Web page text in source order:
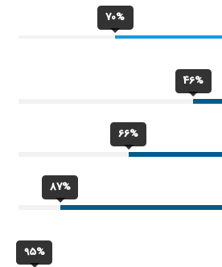
70%
46%
66%
87%
95%